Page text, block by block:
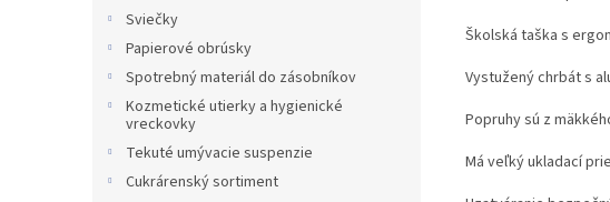
Sviečky
Papierové obrúsky
Spotrebný materiál do zásobníkov
Kozmetické utierky a hygienické
vreckovky
Tekuté umývacie suspenzie
Cukrárenský sortiment
Školská taška s
Vystužený chrbát s
Popruhy sú z
Má veľký ukladací